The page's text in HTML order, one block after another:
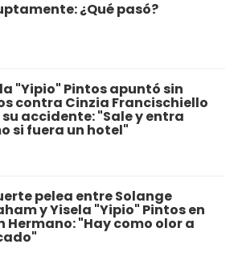
¿Qué pasó?
"Yipio" Pintos apuntó sin
contra Cinzia Francischiello
accidente: "Sale y entra
si fuera un hotel"
pelea entre Solange
y Yisela "Yipio" Pintos en
Hermano: "Hay como olor a